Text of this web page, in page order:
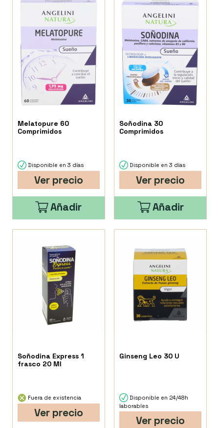
Melatopure 60
Comprimidos
Disponible en 3 días
Ver precio
Añadir
Soñodina 30
Comprimidos
Disponible en 3 días
Ver precio
Añadir
Soñodina Express 1
frasco 20 Ml
Fuera de existencia
Ver precio
Ginseng Leo 30 U
Disponible en 24/48h
laborables
Ver precio